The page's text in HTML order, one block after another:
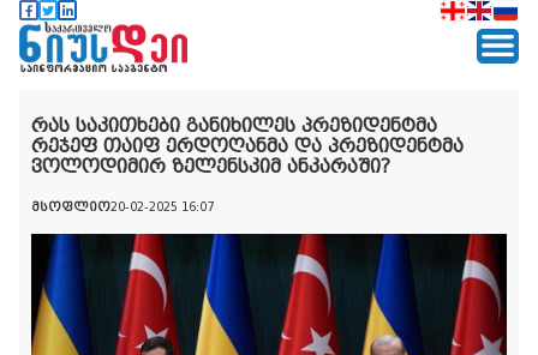
რას საკითხები განიხილეს პრეზიდენტმა
რეჯეფ თაიფ ერდოღანმა და პრეზიდენტმა
ვოლოდიმირ ზელენსკიმ ანკარაში?
მსოფლიო20-02-2025 16:07